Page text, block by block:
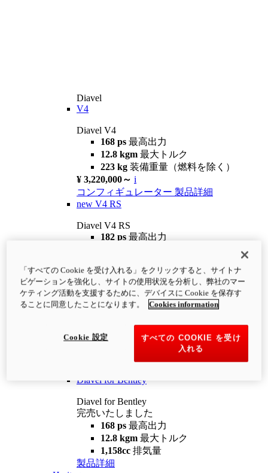
Diavel
V4
Diavel V4
168 ps 最高出力
12.8 kgm 最大トルク
223 kg 装備重量（燃料を除く）
¥ 3,220,000～ i
コンフィギュレーター 製品詳細
new V4 RS
Diavel V4 RS
182 ps 最高出力
¥4,400,000 i
コンフィギュレーター 製品詳細
newV4 RS 100
12.2 kgm
最大トルク
装備重量（燃料を除く）
Diavel for Bentley
Diavel for Bentley
完売いたしました
168 ps 最高出力
12.8 kgm 最大トルク
1,158cc 排気量
製品詳細
「すべての Cookie を受け入れる」をクリックすると、サイトナ
ビゲーションを強化し、サイトの使用状況を分析し、弊社のマー
ケティング活動を支援するために、デバイスに Cookie を保存す
ることに同意したことになります。
Cookies information
すべての COOKIE を受け
入れる
Cookie 設定